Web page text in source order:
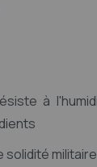
à
militaire